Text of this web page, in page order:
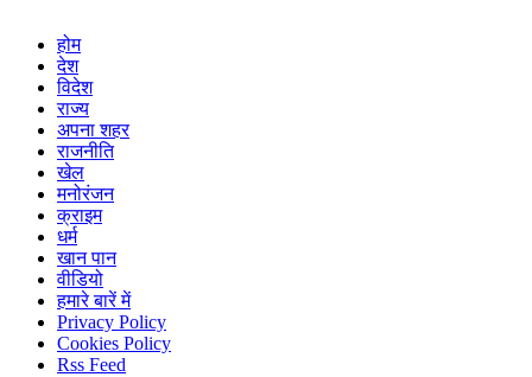
होम
देश
विदेश
राज्य
अपना शहर
राजनीति
खेल
मनोरंजन
क्राइम
धर्म
खान पान
वीडियो
हमारे बारें में
Privacy Policy
Cookies Policy
Rss Feed